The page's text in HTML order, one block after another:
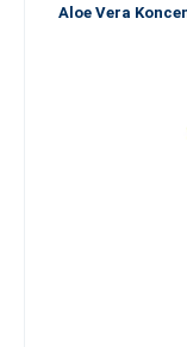
Aloe Vera